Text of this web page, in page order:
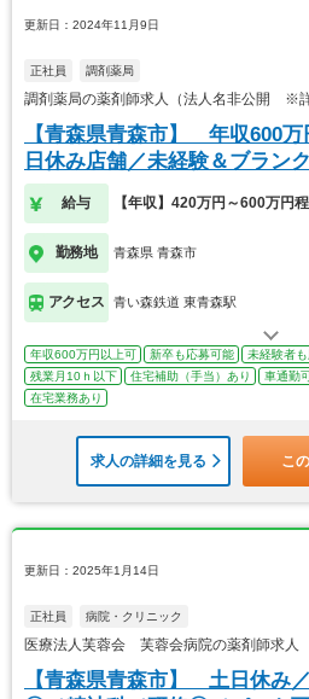
更新日：2024年11月9日
正社員 調剤薬局
調剤薬局の薬剤師求人（法人名非公開 ※詳
【青森県青森市】 年収600
日休み店舗／未経験＆ブラン
給与 【年収】420万円～600万円
勤務地 青森県 青森市
アクセス 青い森鉄道 東青森駅
年収600万円以上可 新卒も応募可能 未経験者
残業月10ｈ以下
住宅補助（手当）あり 車通勤
在宅業務あり
求人の詳細を見る こ
更新日：2025年1月14日
正社員 病院・クリニック
医療法人芙蓉会 芙蓉会病院の薬剤師求人
【青森県青森市】 土日休み